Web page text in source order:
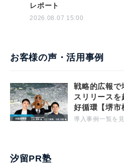
レポート
2026.08.07 15:00
お客様の声・活用事例
戦略的広報で
スリリース
好循環【堺市
導入事例一覧を
汐留PR塾